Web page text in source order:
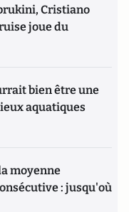
Cristiano
joue du
bien être une
aquatiques
moyenne
: jusqu'où